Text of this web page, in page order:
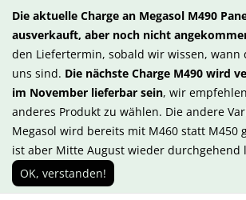
Die aktuelle Charge an Megasol M490
ausverkauft, aber noch nicht
den Liefertermin, sobald wir wissen, wann
uns sind. Die nächste Charge M490 wird
im November lieferbar sein, wir
anderes Produkt zu wählen. Die andere
Megasol wird bereits mit M460 statt M450
ist aber Mitte August wieder durchgehend
OK, verstanden!